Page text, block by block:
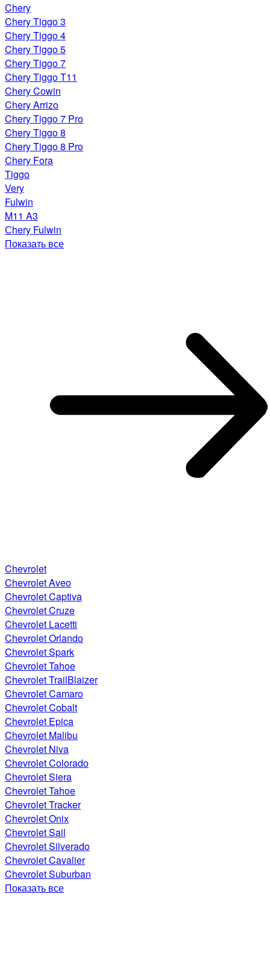
Chery
Chery Tiggo 3
Chery Tiggo 4
Chery Tiggo 5
Chery Tiggo 7
Chery Tiggo T11
Chery Cowin
Chery Arrizo
Chery Tiggo 7 Pro
Chery Tiggo 8
Chery Tiggo 8 Pro
Chery Fora
Tiggo
Very
Fulwin
M11 A3
Сhery Fulwin
Показать все
Chevrolet
Chevrolet Aveo
Chevrolet Captiva
Chevrolet Cruze
Chevrolet Lacetti
Chevrolet Orlando
Chevrolet Spark
Chevrolet Tahoe
Chevrolet TrailBlaizer
Chevrolet Camaro
Chevrolet Cobalt
Chevrolet Epica
Chevrolet Malibu
Chevrolet Niva
Chevrolet Colorado
Chevrolet Siera
Chevrolet Tahoe
Chevrolet Tracker
Chevrolet Onix
Chevrolet Sail
Chevrolet Silverado
Chevrolet Cavalier
Chevrolet Suburban
Показать все